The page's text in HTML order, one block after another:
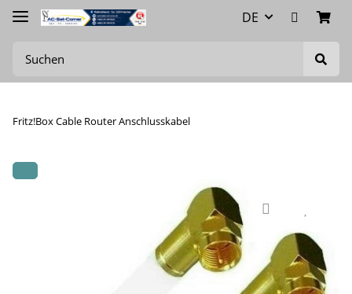
DE
Fritz!Box Cable Router Anschlusskabel